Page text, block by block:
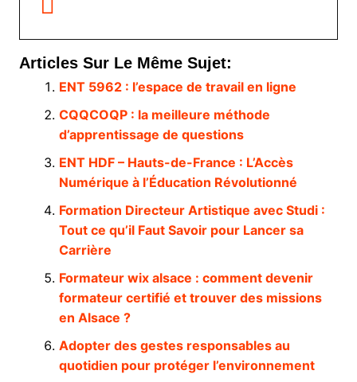
Articles Sur Le Même Sujet:
ENT 5962 : l’espace de travail en ligne
CQQCOQP : la meilleure méthode
d’apprentissage de questions
ENT HDF – Hauts-de-France : L’Accès
Numérique à l’Éducation Révolutionné
Formation Directeur Artistique avec Studi :
Tout ce qu’il Faut Savoir pour Lancer sa
Carrière
Formateur wix alsace : comment devenir
formateur certifié et trouver des missions
en Alsace ?
Adopter des gestes responsables au
quotidien pour protéger l’environnement